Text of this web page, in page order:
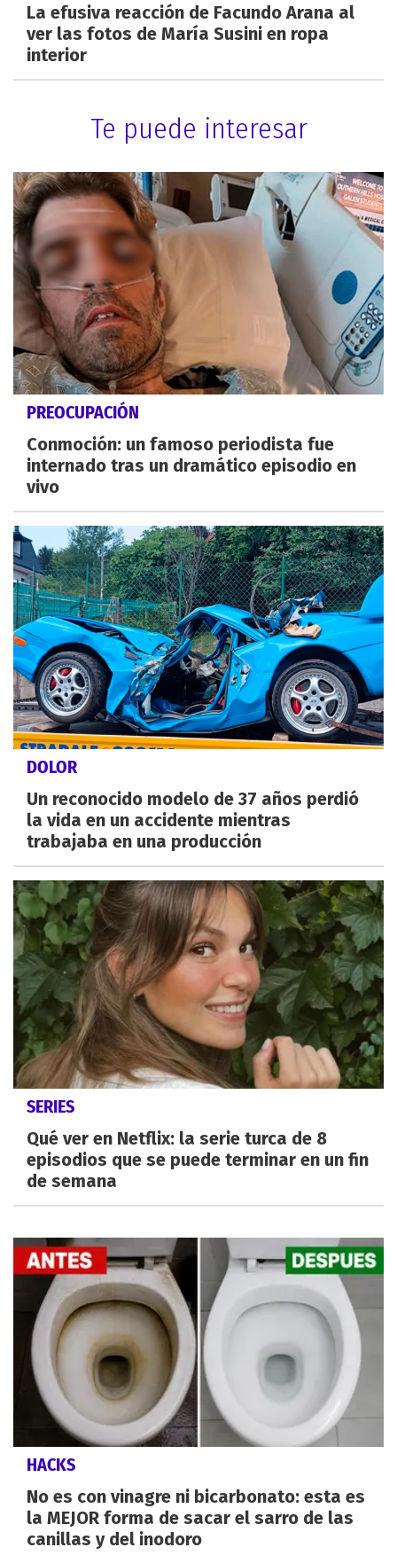
La efusiva reacción de Facundo Arana al
ver las fotos de María Susini en ropa
interior
Te puede interesar
PREOCUPACIÓN
Conmoción: un famoso periodista fue
internado tras un dramático episodio en
vivo
DOLOR
Un reconocido modelo de 37 años perdió
la vida en un accidente mientras
trabajaba en una producción
SERIES
Qué ver en Netflix: la serie turca de 8
episodios que se puede terminar en un fin
de semana
HACKS
No es con vinagre ni bicarbonato: esta es
la MEJOR forma de sacar el sarro de las
canillas y del inodoro